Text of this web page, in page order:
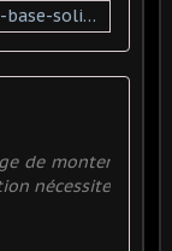
https://www.promodels.eu/kit-conversion-amx13-tourelle-chaffee-base-solido-xml-352_361_383-3710.html
de monter
nécessite